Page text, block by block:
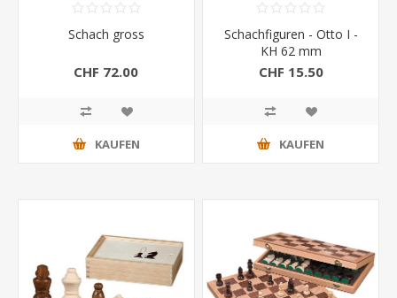
Schach gross
CHF 72.00
KAUFEN
Schachfiguren - Otto I -
KH 62 mm
CHF 15.50
KAUFEN